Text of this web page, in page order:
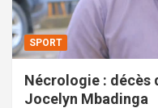
SPORT
Nécrologie : décès
Jocelyn Mbadinga